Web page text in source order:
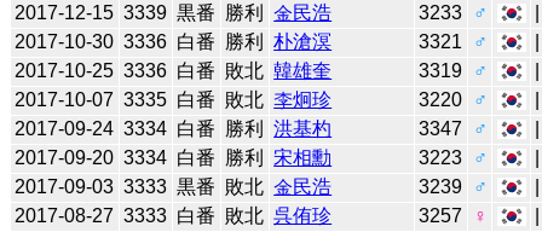
2017-12-15 3339 黒番 勝利 金民浩 3233 ♂
2017-10-30 3336 白番 勝利 朴滄溟 3321 ♂
2017-10-25 3336 白番 敗北 韓雄奎 3319 ♂
2017-10-07 3335 白番 敗北 李炯珍 3220 ♂
2017-09-24 3334 白番 勝利 洪基杓 3347 ♂
2017-09-20 3334 白番 勝利 宋相勳 3223 ♂
2017-09-03 3333 黒番 敗北 金民浩 3239 ♂
2017-08-27 3333 白番 敗北 呉侑珍 3257 ♀